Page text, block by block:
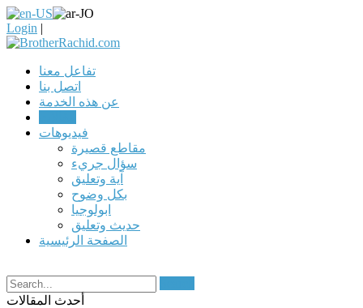
Login |
تفاعل معنا
اتصل بنا
عن هذه الخدمة
فيديوهات
مقاطع قصيرة
سؤال جريء
آية وتعليق
بكل وضوح
ابولوجيا
حديث وتعليق
الصفحة الرئيسية
أحدث المقالات